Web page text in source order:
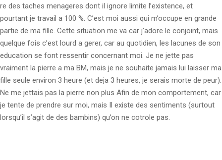
re des taches menageres dont il ignore limite l’existence, et
pourtant je travail a 100 %. C’est moi aussi qui m’occupe en grande
partie de ma fille. Cette situation me va car j’adore le conjoint, mais
quelque fois c’est lourd a gerer, car au quotidien, les lacunes de son
education se font ressentir concernant moi. Je ne jette pas
vraiment la pierre a ma BM, mais je ne souhaite jamais lui laisser ma
fille seule environ 3 heure (et deja 3 heures, je serais morte de peur).
Ne me jettais pas la pierre non plus Afin de mon comportement, car
je tente de prendre sur moi, mais Il existe des sentiments (surtout
lorsqu’il s’agit de des bambins) qu’on ne cotrole pas.